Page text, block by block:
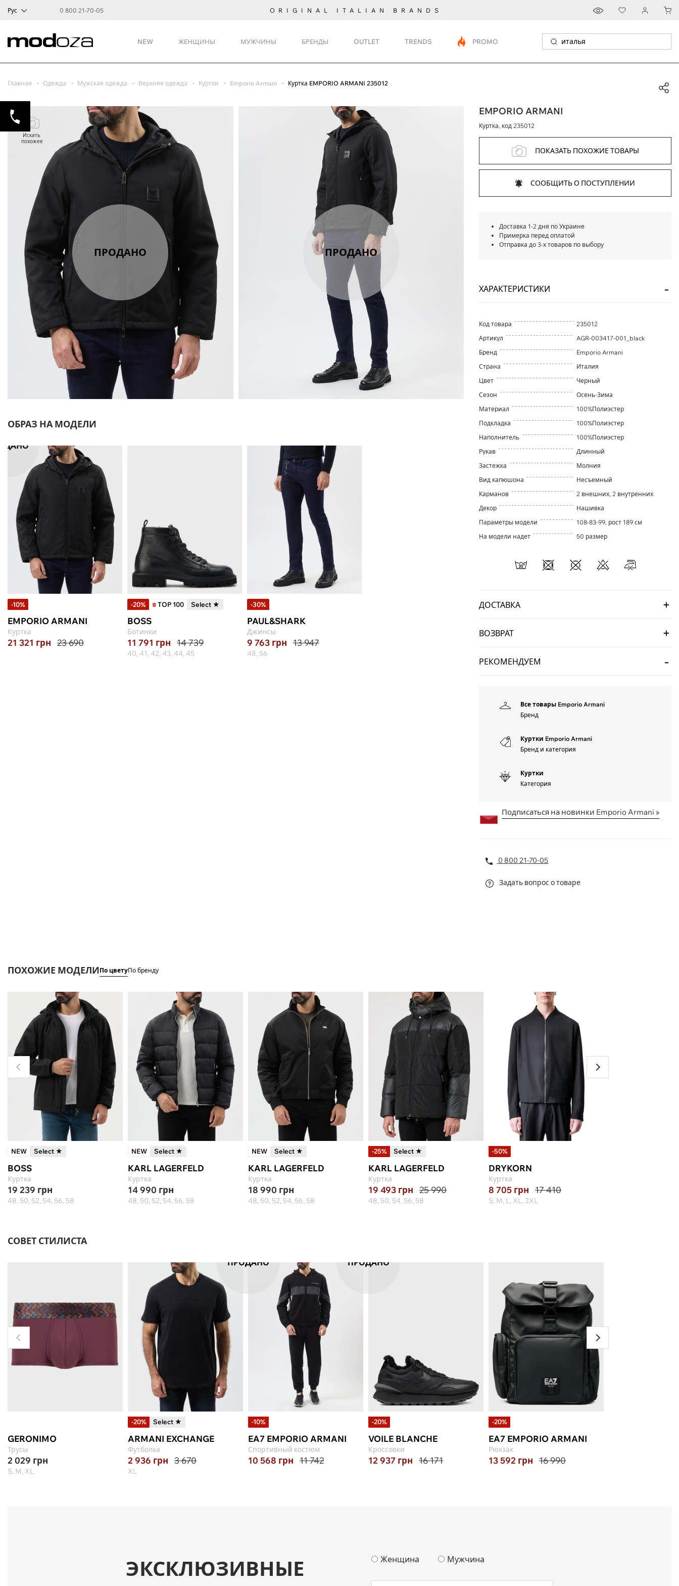
Рус 0 800 21-70-05 ORIGINAL ITALIAN BRANDS
NEW ЖЕНЩИНЫ МУЖЧИНЫ БРЕНДЫ OUTLET TRENDS PROMO
Главная Одежда Мужская одежда Верхняя одежда Куртки Emporio Armani Куртка EMPORIO ARMANI 235012
Искать
похожее
ПРОДАНО ПРОДАНО
ОБРАЗ НА МОДЕЛИ
-10%
EMPORIO ARMANI
Куртка
21 321 грн 23 690
-20% TOP 100 Select ★
BOSS
Ботинки
11 791 грн 14 739
40, 41, 42, 43, 44, 45
-30%
PAUL&SHARK
Джинсы
9 763 грн 13 947
48, 56
EMPORIO ARMANI
Куртка, код235012
ПОКАЗАТЬ ПОХОЖИЕ ТОВАРЫ
СООБЩИТЬ О ПОСТУПЛЕНИИ
Доставка 1-2 дня по Украине
Примерка перед оплатой
Отправка до 3-х товаров по выбору
ХАРАКТЕРИСТИКИ
Код товара
235012
Артикул
AGR-003417-001_black
Бренд
Emporio Armani
Страна
Италия
Цвет
Черный
Сезон
Осень-Зима
Материал
100%Полиэстер
Подкладка
100%Полиэстер
Наполнитель
100%Полиэстер
Рукав
Длинный
Застежка
Молния
Вид капюшона
Несъемный
Карманов
2 внешних, 2 внутренних
Декор
Нашивка
Параметры модели
108-83-99, рост 189 см
На модели надет
50 размер
ДОСТАВКА
ВОЗВРАТ
РЕКОМЕНДУЕМ
Все товары Emporio Armani
Бренд
Куртки Emporio Armani
Бренд и категория
Куртки
Категория
Подписаться на новинки Emporio Armani »
0 800 21-70-05
Задать вопрос о товаре
ПОХОЖИЕ МОДЕЛИПо цветуПо бренду
NEW Select ★
BOSS
Куртка
19 239 грн
48, 50, 52, 54, 56, 58
NEW Select ★
KARL LAGERFELD
Куртка
14 990 грн
48, 50, 52, 54, 56, 58
NEW Select ★
KARL LAGERFELD
Куртка
18 990 грн
48, 50, 52, 54, 56, 58
-25% Select ★
KARL LAGERFELD
Куртка
19 493 грн 25 990
48, 50, 54, 56, 58
-50%
DRYKORN
Куртка
8 705 грн 17 410
S, M, L, XL, 2XL
СОВЕТ СТИЛИСТА
GERONIMO
Трусы
2 029 грн
S, M, XL
-20% Select ★
ARMANI EXCHANGE
Футболка
2 936 грн 3 670
XL
ПРОДАНО
-10%
EA7 EMPORIO ARMANI
Спортивный костюм
10 568 грн 11 742
ПРОДАНО
-20%
VOILE BLANCHE
Кроссовки
12 937 грн 16 171
-20%
EA7 EMPORIO ARMANI
Рюкзак
13 592 грн 16 990
ЭКСКЛЮЗИВНЫЕ
Женщина Мужчина